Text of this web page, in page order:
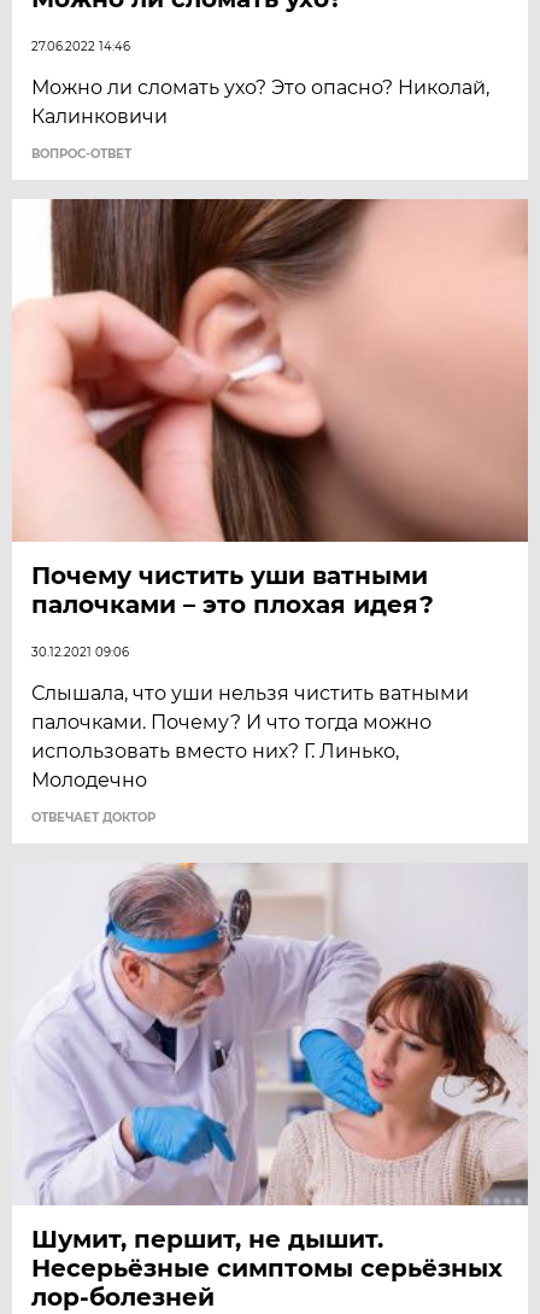
27.06.2022 14:46
Можно ли сломать ухо? Это опасно? Николай,
Калинковичи
ВОПРОС-ОТВЕТ
Почему чистить уши ватными
палочками – это плохая идея?
30.12.2021 09:06
Слышала, что уши нельзя чистить ватными
палочками. Почему? И что тогда можно
использовать вместо них? Г. Линько,
Молодечно
ОТВЕЧАЕТ ДОКТОР
Шумит, першит, не дышит.
Несерьёзные симптомы серьёзных
лор-болезней